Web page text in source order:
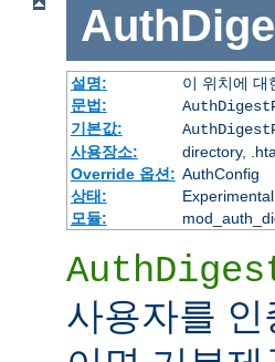
설명:
이 위치에 대
문법:
기본값:
사용장소:
directory,
Override 옵션: AuthConfig
상태:
Experimental
모듈:
사용자를